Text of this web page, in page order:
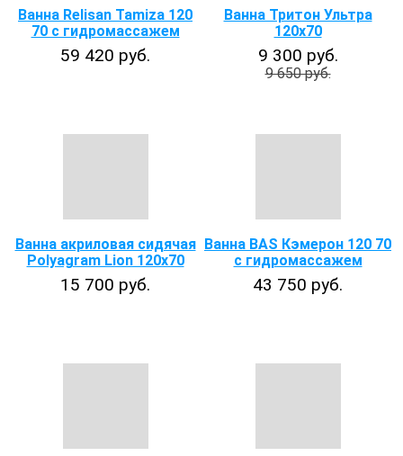
Ванна Relisan Tamiza 120
70 с гидромассажем
59 420 руб.
Ванна Тритон Ультра
120x70
9 300 руб.
9 650 руб.
Ванна акриловая сидячая
Polyagram Lion 120x70
15 700 руб.
Ванна BAS Кэмерон 120 70
с гидромассажем
43 750 руб.